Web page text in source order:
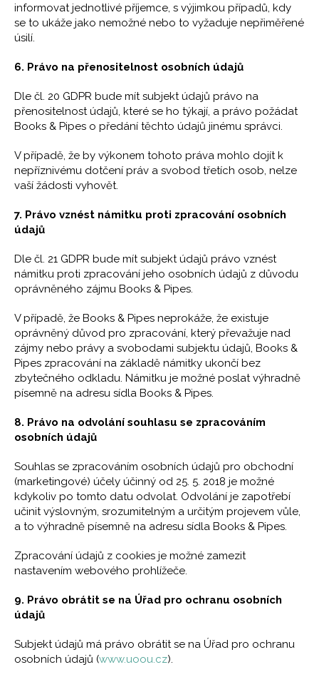
informovat jednotlivé příjemce, s výjimkou případů, kdy
se to ukáže jako nemožné nebo to vyžaduje nepřiměřené
úsilí.
6. Právo na přenositelnost osobních údajů
Dle čl. 20 GDPR bude mít subjekt údajů právo na
přenositelnost údajů, které se ho týkají, a právo požádat
Books & Pipes o předání těchto údajů jinému správci.
V případě, že by výkonem tohoto práva mohlo dojít k
nepříznivému dotčení práv a svobod třetích osob, nelze
vaší žádosti vyhovět.
7. Právo vznést námitku proti zpracování osobních
údajů
Dle čl. 21 GDPR bude mít subjekt údajů právo vznést
námitku proti zpracování jeho osobních údajů z důvodu
oprávněného zájmu Books & Pipes.
V případě, že Books & Pipes neprokáže, že existuje
oprávněný důvod pro zpracování, který převažuje nad
zájmy nebo právy a svobodami subjektu údajů, Books &
Pipes zpracování na základě námitky ukončí bez
zbytečného odkladu. Námitku je možné poslat výhradně
písemně na adresu sídla Books & Pipes.
8. Právo na odvolání souhlasu se zpracováním
osobních údajů
Souhlas se zpracováním osobních údajů pro obchodní
(marketingové) účely účinný od 25. 5. 2018 je možné
kdykoliv po tomto datu odvolat. Odvolání je zapotřebí
učinit výslovným, srozumitelným a určitým projevem vůle,
a to výhradně písemně na adresu sídla Books & Pipes.
Zpracování údajů z cookies je možné zamezit
nastavením webového prohlížeče.
9. Právo obrátit se na Úřad pro ochranu osobních
údajů
Subjekt údajů má právo obrátit se na Úřad pro ochranu
osobních údajů (www.uoou.cz).